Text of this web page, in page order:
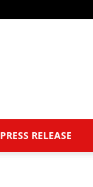
PRESS RELEASE